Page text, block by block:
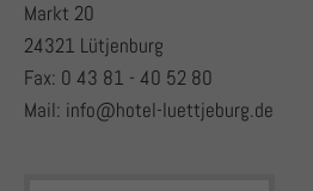
Markt 20
24321 Lütjenburg
Fax: 0 43 81 - 40 52 80
Mail: info@hotel-luettjeburg.de